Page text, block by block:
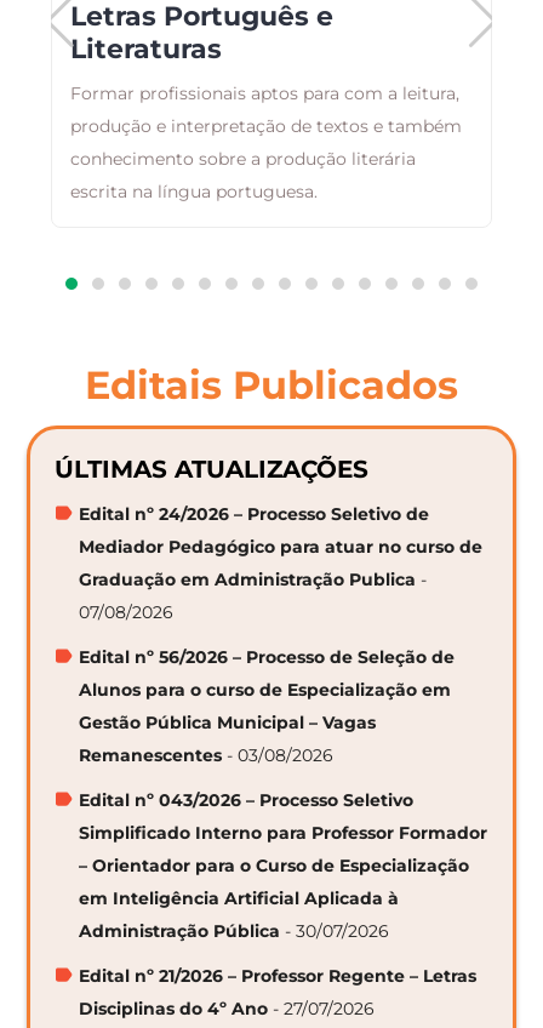
Letras Português e
Literaturas
Formar profissionais aptos para com a leitura,
produção e interpretação de textos e também
conhecimento sobre a produção literária
escrita na língua portuguesa.
Editais Publicados
ÚLTIMAS ATUALIZAÇÕES
Edital nº 24/2026 – Processo Seletivo de
Mediador Pedagógico para atuar no curso de
Graduação em Administração Publica -
07/08/2026
Edital nº 56/2026 – Processo de Seleção de
Alunos para o curso de Especialização em
Gestão Pública Municipal – Vagas
Remanescentes - 03/08/2026
Edital nº 043/2026 – Processo Seletivo
Simplificado Interno para Professor Formador
– Orientador para o Curso de Especialização
em Inteligência Artificial Aplicada à
Administração Pública - 30/07/2026
Edital nº 21/2026 – Professor Regente – Letras
Disciplinas do 4º Ano - 27/07/2026